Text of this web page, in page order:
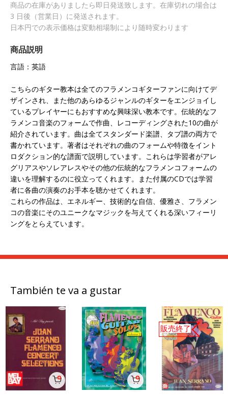
商品の在庫がありましたら即日発送致します。在庫切れの場合は
3 日後（営業日）に発送されます。
日本円での表示価格は変動相場制により随時変わります
商品説明
言語：英語
こちらのギター教本は全てのフラメンコギターファンに向けてデ
ザインされ、また他のあらゆるジャンルのギターをエンジョイし
ているプレイヤーにもおすすめな興味深い教本です。伝統的なフ
ラメンコ音楽のフォームで作曲、レコーディングされた10の曲が
紹介されています。曲は全てスタンダード楽譜、タブ譜の両方で
書かれています。著者はそれぞれの曲のフォームや特徴をイント
ロダクション的な譜面で説明しています。これらは学習者がアレ
グリアスやソレアレスやその他の伝統的なフラメンコフォームの
違いを理解するのに役立ってくれます。また付属のCDでは学習
者に各曲の演奏のお手本を聴かせてくれます。
これらの作品は、エネルギー、技術的な自信、優雅さ、フラメン
コの音楽にそのユニークなマジックを与えてくれる深いフィーリ
ングをとらえています。
También te va a gustar
販売終了